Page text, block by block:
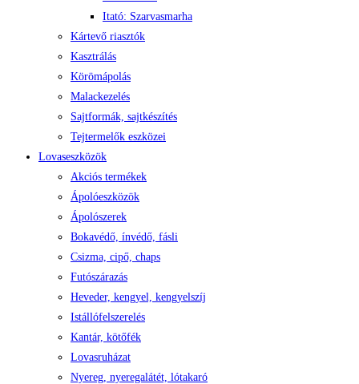
Itató: Szarvasmarha
Kártevő riasztók
Kasztrálás
Körömápolás
Malackezelés
Sajtformák, sajtkészítés
Tejtermelők eszközei
Lovaseszközök
Akciós termékek
Ápolóeszközök
Ápolószerek
Bokavédő, ínvédő, fásli
Csizma, cipő, chaps
Futószárazás
Heveder, kengyel, kengyelszíj
Istállófelszerelés
Kantár, kötőfék
Lovasruházat
Nyereg, nyeregalátét, lótakaró